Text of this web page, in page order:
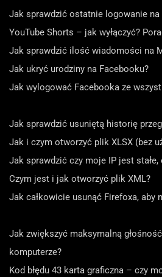
Jak sprawdzić ostatnie logowanie na
YouTube Shorts – jak wyłączyć?
Jak sprawdzić ilość wiadomości na
Jak ukryć urodziny na Facebooku?
Jak wylogować Facebooka ze
Jak sprawdzić usuniętą historię
Jak i czym otworzyć plik XLSX (bez
Jak sprawdzić czy moje IP jest stałe,
Czym jest i jak otworzyć plik XML?
Jak całkowicie usunąć Firefoxa, aby
Jak zwiększyć maksymalną
komputerze?
Kod błędu 43 karta graficzna – czy